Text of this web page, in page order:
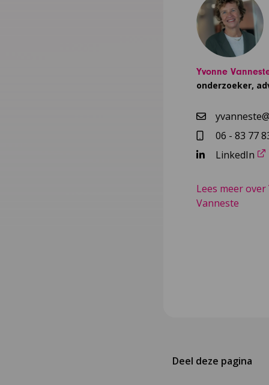
Yvonne
onderzoeker,
06 - 83 77
LinkedIn
Lees meer over
Vanneste
Deel deze pagina